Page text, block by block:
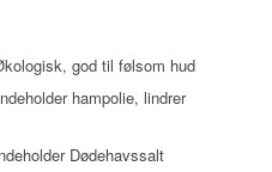
god til følsom hud
hampolie, lindrer
Dødehavssalt